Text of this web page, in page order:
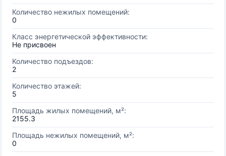
Количество нежилых помещений:
0
Класс энергетической эффективности:
Не присвоен
Количество подъездов:
2
Количество этажей:
5
Площадь жилых помещений, м²:
2155.3
Площадь нежилых помещений, м²:
0